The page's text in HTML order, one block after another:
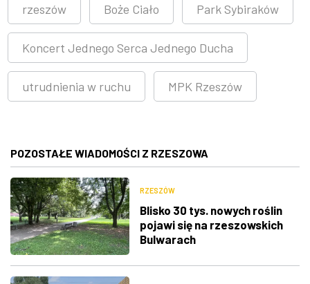
rzeszów Boże Ciało Park Sybiraków
Koncert Jednego Serca Jednego Ducha
utrudnienia w ruchu MPK Rzeszów
POZOSTAŁE WIADOMOŚCI Z RZESZOWA
RZESZÓW
Blisko 30 tys. nowych roślin
pojawi się na rzeszowskich
Bulwarach